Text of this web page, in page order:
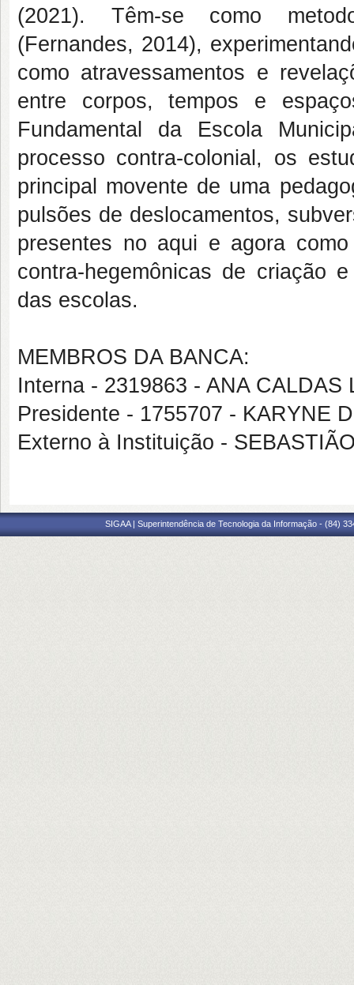
(2021). Têm-se como
(Fernandes, 2014),
como atravessamentos e
entre corpos, tempos e
Fundamental da Escola
processo contra-colonial, os
principal movente de uma
pulsões de deslocamentos,
presentes no aqui e agora
contra-hegemônicas de criação
das escolas.
MEMBROS DA BANCA:
Interna - 2319863 - ANA CALDAS
Presidente - 1755707 - KARYNE
Externo à Instituição -
SIGAA | Superintendência de Tecnologia da Informação - (84)